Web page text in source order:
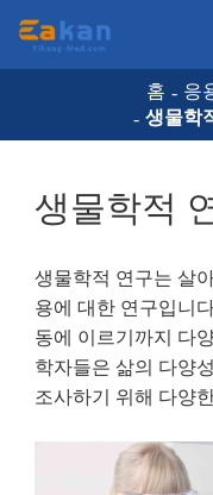
홈
응
생물학
생물학적
생물학적 연구는 살
용에 대한 연구입니
동에 이르기까지 다
학자들은 삶의 다양
조사하기 위해 다양